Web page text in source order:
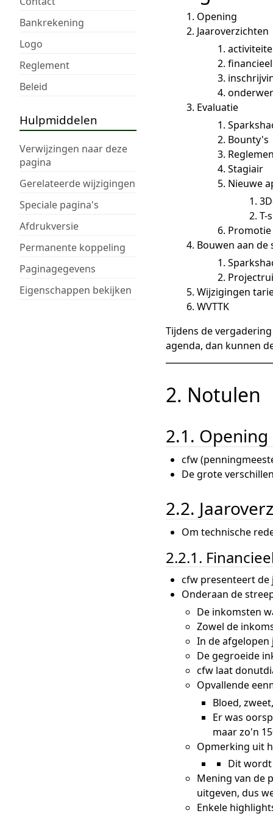
Bankrekening
Logo
Reglement
Beleid
Hulpmiddelen
Verwijzingen naar deze
pagina
Gerelateerde wijzigingen
Speciale pagina's
Afdrukversie
Permanente koppeling
Paginagegevens
Eigenschappen bekijken
Opening
Jaaroverzichten
financieel
Evaluatie
Bounty's
Stagiair
Nieuwe
T-
Promotie
Bouwen aan de
Wijzigingen
WVTTK
Tijdens de
agenda, dan kunnen
2. Notulen
2.1. Opening
cfw
De grote
2.2.
Om technische
2.2.1.
cfw presenteert de
Onderaan de
De inkomsten
Zowel de
In de afgelopen
De gegroeide
cfw laat
Opvallende
Bloed,
Er was
maar zo'n
Opmerking uit
Dit
Mening van de
uitgeven, dus
Enkele